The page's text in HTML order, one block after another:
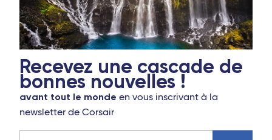
Recevez une cascade de
bonnes nouvelles !
avant tout le monde en vous inscrivant à la
newsletter de Corsair